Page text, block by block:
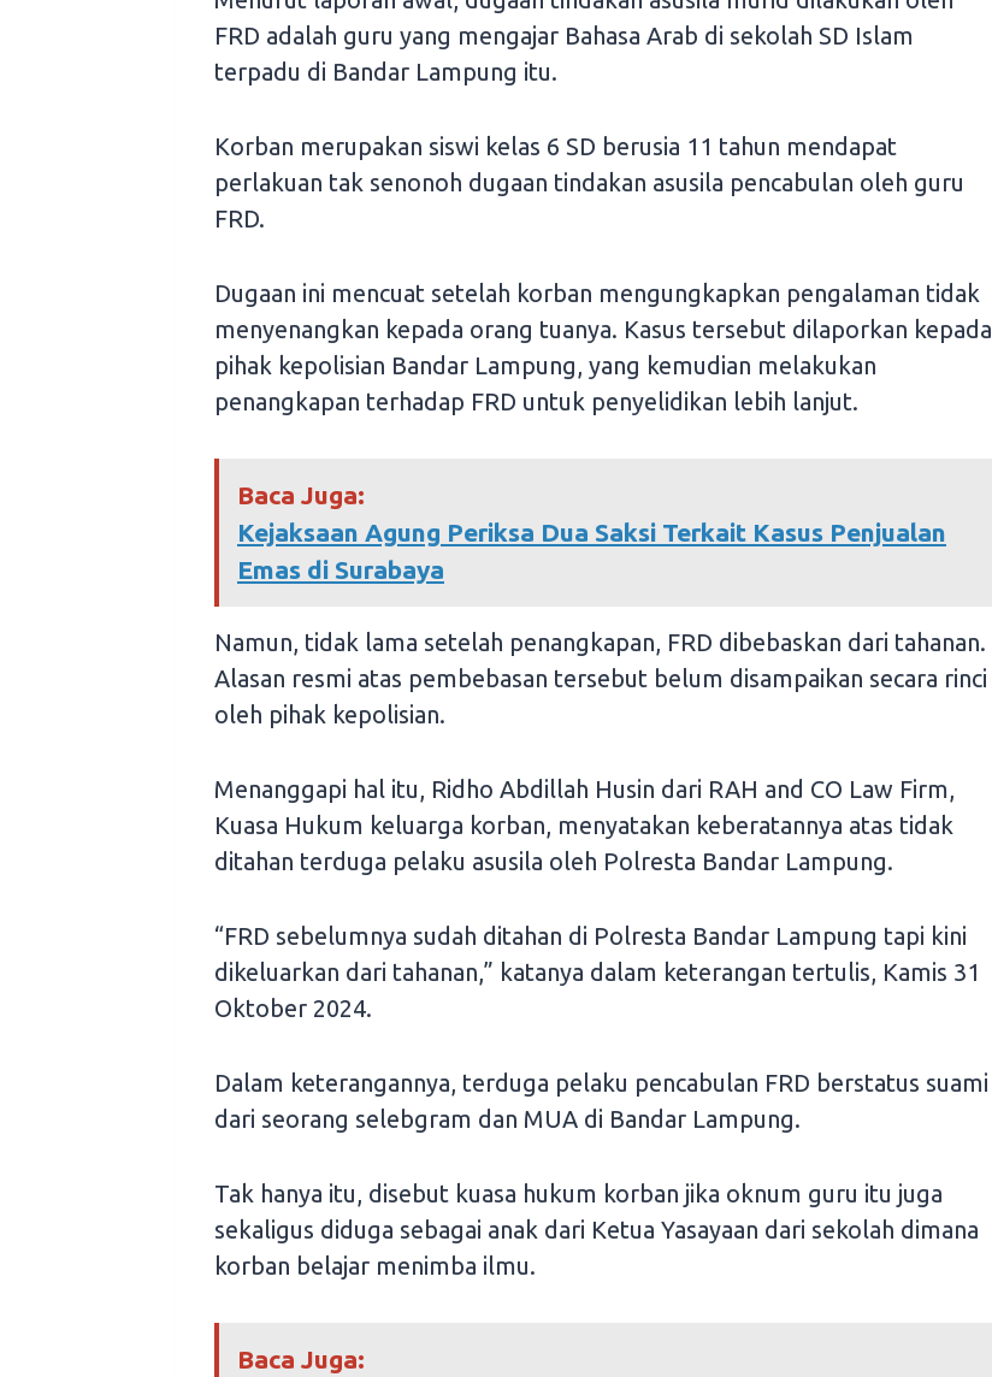
FRD adalah guru yang mengajar Bahasa Arab di sekolah SD Islam
terpadu di Bandar Lampung itu.
Korban merupakan siswi kelas 6 SD berusia 11 tahun mendapat
perlakuan tak senonoh dugaan tindakan asusila pencabulan oleh guru
FRD.
Dugaan ini mencuat setelah korban mengungkapkan pengalaman tidak
menyenangkan kepada orang tuanya. Kasus tersebut dilaporkan kepada
pihak kepolisian Bandar Lampung, yang kemudian melakukan
penangkapan terhadap FRD untuk penyelidikan lebih lanjut.
Baca Juga:
Kejaksaan Agung Periksa Dua Saksi Terkait Kasus Penjualan
Emas di Surabaya
Namun, tidak lama setelah penangkapan, FRD dibebaskan dari tahanan.
Alasan resmi atas pembebasan tersebut belum disampaikan secara rinci
oleh pihak kepolisian.
Menanggapi hal itu, Ridho Abdillah Husin dari RAH and CO Law Firm,
Kuasa Hukum keluarga korban, menyatakan keberatannya atas tidak
ditahan terduga pelaku asusila oleh Polresta Bandar Lampung.
“FRD sebelumnya sudah ditahan di Polresta Bandar Lampung tapi kini
dikeluarkan dari tahanan,” katanya dalam keterangan tertulis, Kamis 31
Oktober 2024.
Dalam keterangannya, terduga pelaku pencabulan FRD berstatus suami
dari seorang selebgram dan MUA di Bandar Lampung.
Tak hanya itu, disebut kuasa hukum korban jika oknum guru itu juga
sekaligus diduga sebagai anak dari Ketua Yasayaan dari sekolah dimana
korban belajar menimba ilmu.
Baca Juga: